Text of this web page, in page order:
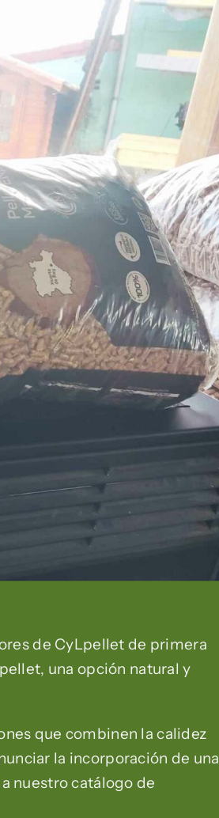
de CyLpellet de primera
una opción natural y
que combinen la calidez
la incorporación de una
nuestro catálogo de